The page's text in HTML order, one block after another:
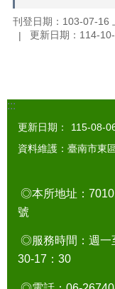
刊登日期：103-07-16
更新日期：114-
:::
更新日期：
115-08-
資料維護：臺南市東
◎本所地址：
號
◎服務時間：週一
30-17：30